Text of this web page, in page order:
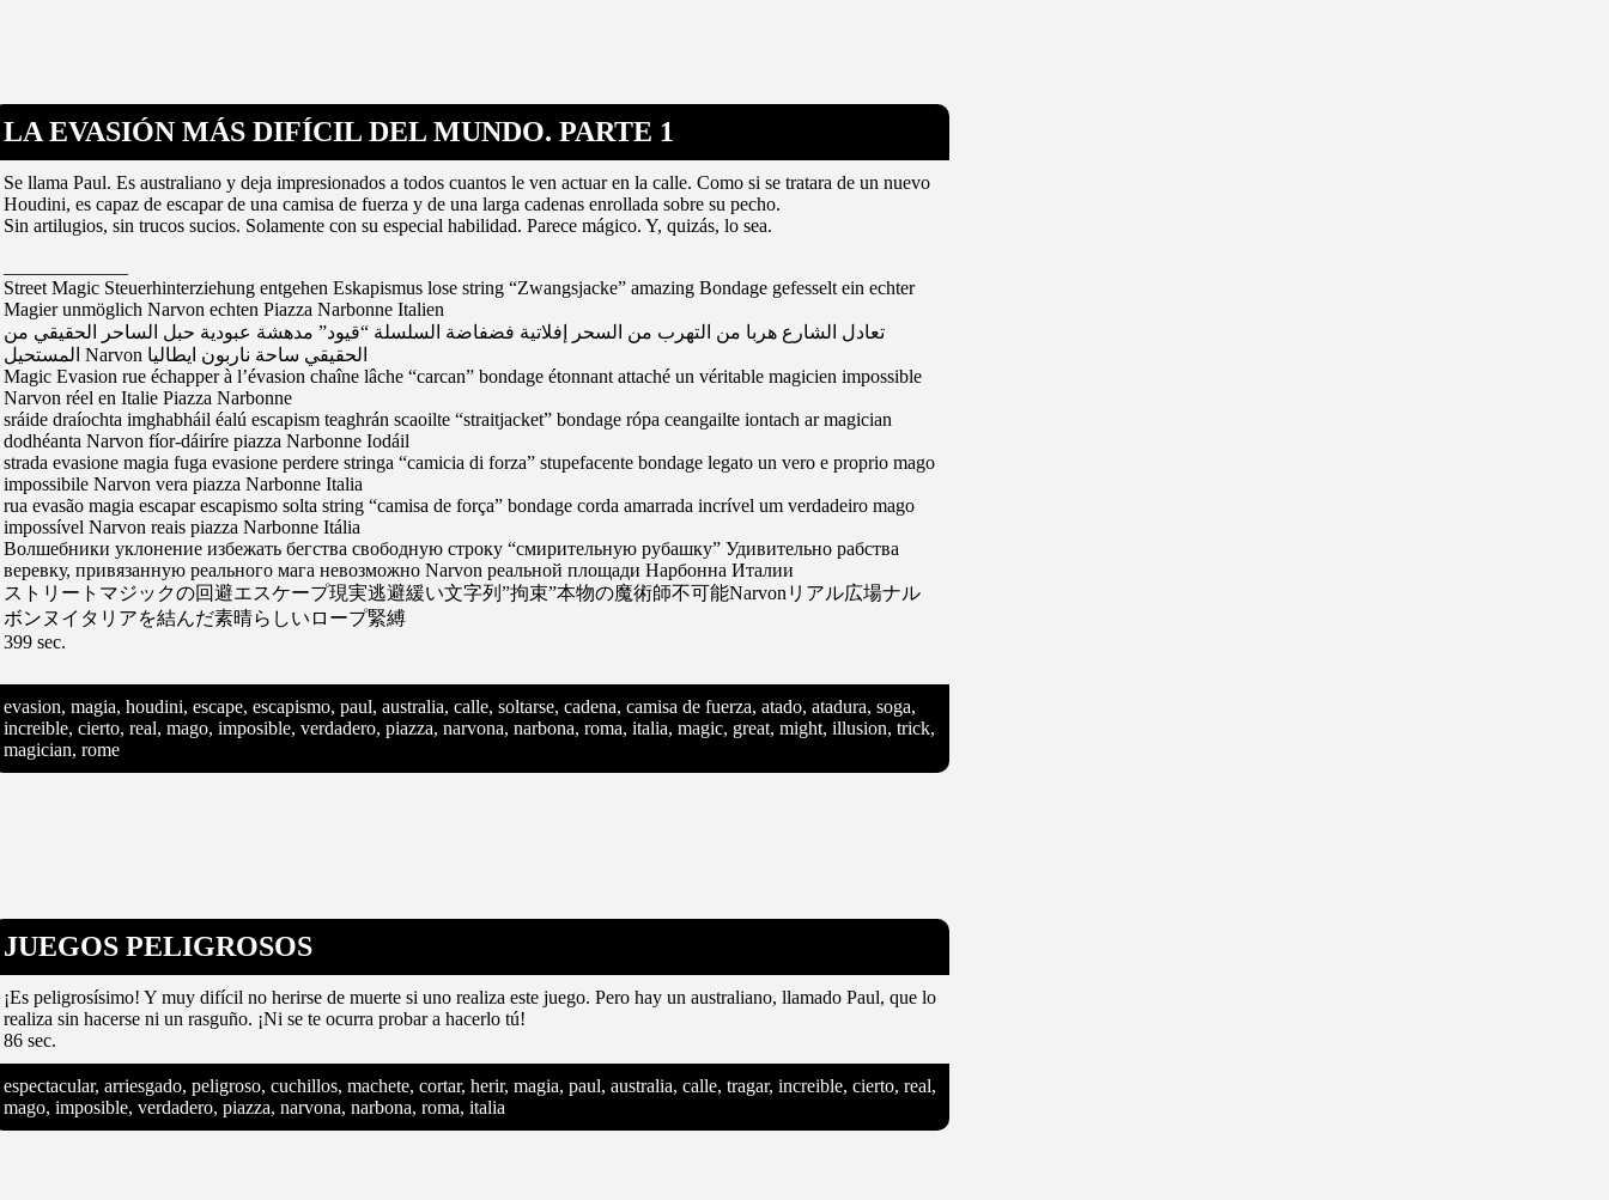
LA EVASIÓN MÁS DIFÍCIL DEL MUNDO. PARTE 1
Se llama Paul. Es australiano y deja impresionados a todos cuantos le ven actuar en la calle. Como si se tratara de un nuevo
Houdini, es capaz de escapar de una camisa de fuerza y de una larga cadenas enrollada sobre su pecho.
Sin artilugios, sin trucos sucios. Solamente con su especial habilidad. Parece mágico. Y, quizás, lo sea.
Street Magic Steuerhinterziehung entgehen Eskapismus lose string “Zwangsjacke” amazing Bondage gefesselt ein echter
Magier unmöglich Narvon echten Piazza Narbonne Italien
تعادل الشارع هربا من التهرب من السحر إفلاتية فضفاضة السلسلة “قيود” مدهشة عبودية حبل الساحر الحقيقي من
المستحيل Narvon الحقيقي ساحة ناربون ايطاليا
Magic Evasion rue échapper à l’évasion chaîne lâche “carcan” bondage étonnant attaché un véritable magicien impossible
Narvon réel en Italie Piazza Narbonne
sráide draíochta imghabháil éalú escapism teaghrán scaoilte “straitjacket” bondage rópa ceangailte iontach ar magician
dodhéanta Narvon fíor-dáiríre piazza Narbonne Iodáil
strada evasione magia fuga evasione perdere stringa “camicia di forza” stupefacente bondage legato un vero e proprio mago
impossibile Narvon vera piazza Narbonne Italia
rua evasão magia escapar escapismo solta string “camisa de força” bondage corda amarrada incrível um verdadeiro mago
impossível Narvon reais piazza Narbonne Itália
Волшебники уклонение избежать бегства свободную строку “смирительную рубашку” Удивительно рабства
веревку, привязанную реального мага невозможно Narvon реальной площади Нарбонна Италии
ストリートマジックの回避エスケープ現実逃避緩い文字列”拘束”本物の魔術師不可能Narvonリアル広場ナル
ボンヌイタリアを結んだ素晴らしいロープ緊縛
399 sec.
evasion, magia, houdini, escape, escapismo, paul, australia, calle, soltarse, cadena, camisa de fuerza, atado, atadura, soga,
increible, cierto, real, mago, imposible, verdadero, piazza, narvona, narbona, roma, italia, magic, great, might, illusion, trick,
magician, rome
JUEGOS PELIGROSOS
¡Es peligrosísimo! Y muy difícil no herirse de muerte si uno realiza este juego. Pero hay un australiano, llamado Paul, que lo
realiza sin hacerse ni un rasguño. ¡Ni se te ocurra probar a hacerlo tú!
86 sec.
espectacular, arriesgado, peligroso, cuchillos, machete, cortar, herir, magia, paul, australia, calle, tragar, increible, cierto, real,
mago, imposible, verdadero, piazza, narvona, narbona, roma, italia